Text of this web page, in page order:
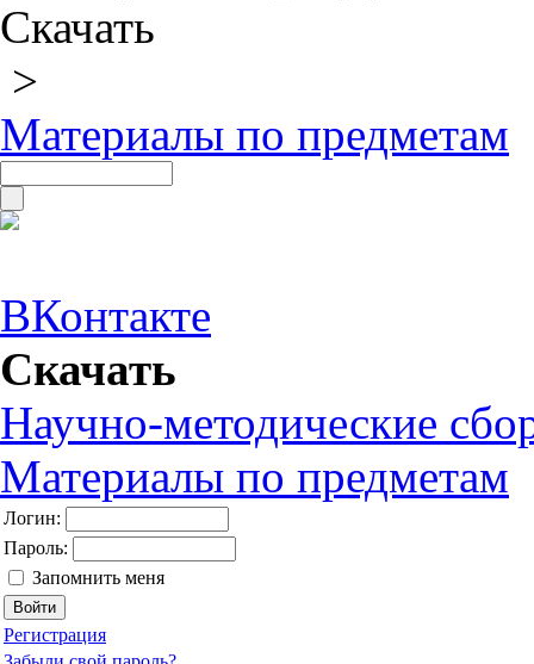
Скачать
>
Материалы по предметам
ВКонтакте
Скачать
Научно-методические
Материалы по предметам
Логин:
Пароль:
Запомнить меня
Регистрация